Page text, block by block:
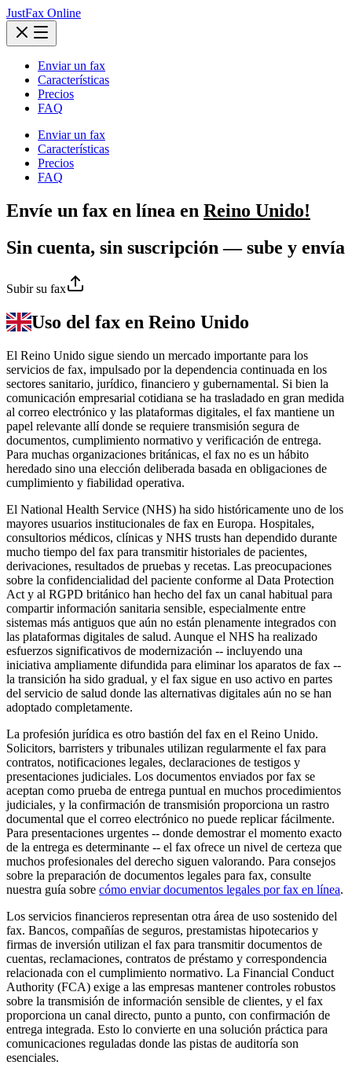
JustFax Online
Enviar un fax
Características
Precios
FAQ
Enviar un fax
Características
Precios
FAQ
Envíe un fax en línea en Reino Unido!
Sin cuenta, sin suscripción — sube y envía
Subir su fax
Uso del fax en Reino Unido
El Reino Unido sigue siendo un mercado importante para los
servicios de fax, impulsado por la dependencia continuada en los
sectores sanitario, jurídico, financiero y gubernamental. Si bien la
comunicación empresarial cotidiana se ha trasladado en gran medida
al correo electrónico y las plataformas digitales, el fax mantiene un
papel relevante allí donde se requiere transmisión segura de
documentos, cumplimiento normativo y verificación de entrega.
Para muchas organizaciones británicas, el fax no es un hábito
heredado sino una elección deliberada basada en obligaciones de
cumplimiento y fiabilidad operativa.
El National Health Service (NHS) ha sido históricamente uno de los
mayores usuarios institucionales de fax en Europa. Hospitales,
consultorios médicos, clínicas y NHS trusts han dependido durante
mucho tiempo del fax para transmitir historiales de pacientes,
derivaciones, resultados de pruebas y recetas. Las preocupaciones
sobre la confidencialidad del paciente conforme al Data Protection
Act y al RGPD británico han hecho del fax un canal habitual para
compartir información sanitaria sensible, especialmente entre
sistemas más antiguos que aún no están plenamente integrados con
las plataformas digitales de salud. Aunque el NHS ha realizado
esfuerzos significativos de modernización -- incluyendo una
iniciativa ampliamente difundida para eliminar los aparatos de fax --
la transición ha sido gradual, y el fax sigue en uso activo en partes
del servicio de salud donde las alternativas digitales aún no se han
adoptado completamente.
La profesión jurídica es otro bastión del fax en el Reino Unido.
Solicitors, barristers y tribunales utilizan regularmente el fax para
contratos, notificaciones legales, declaraciones de testigos y
presentaciones judiciales. Los documentos enviados por fax se
aceptan como prueba de entrega puntual en muchos procedimientos
judiciales, y la confirmación de transmisión proporciona un rastro
documental que el correo electrónico no puede replicar fácilmente.
Para presentaciones urgentes -- donde demostrar el momento exacto
de la entrega es determinante -- el fax ofrece un nivel de certeza que
muchos profesionales del derecho siguen valorando. Para consejos
sobre la preparación de documentos legales para fax, consulte
nuestra guía sobre cómo enviar documentos legales por fax en línea.
Los servicios financieros representan otra área de uso sostenido del
fax. Bancos, compañías de seguros, prestamistas hipotecarios y
firmas de inversión utilizan el fax para transmitir documentos de
cuentas, reclamaciones, contratos de préstamo y correspondencia
relacionada con el cumplimiento normativo. La Financial Conduct
Authority (FCA) exige a las empresas mantener controles robustos
sobre la transmisión de información sensible de clientes, y el fax
proporciona un canal directo, punto a punto, con confirmación de
entrega integrada. Esto lo convierte en una solución práctica para
comunicaciones reguladas donde las pistas de auditoría son
esenciales.